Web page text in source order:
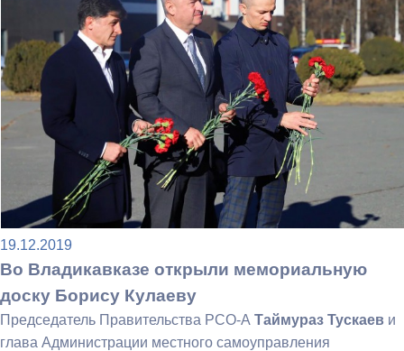
19.12.2019
Во Владикавказе открыли мемориальную
доску Борису Кулаеву
Председатель Правительства РСО-А Таймураз Тускаев и
глава Администрации местного самоуправления